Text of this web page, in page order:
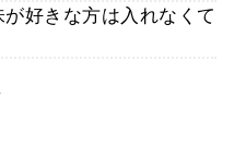
好きな方は入れなくて